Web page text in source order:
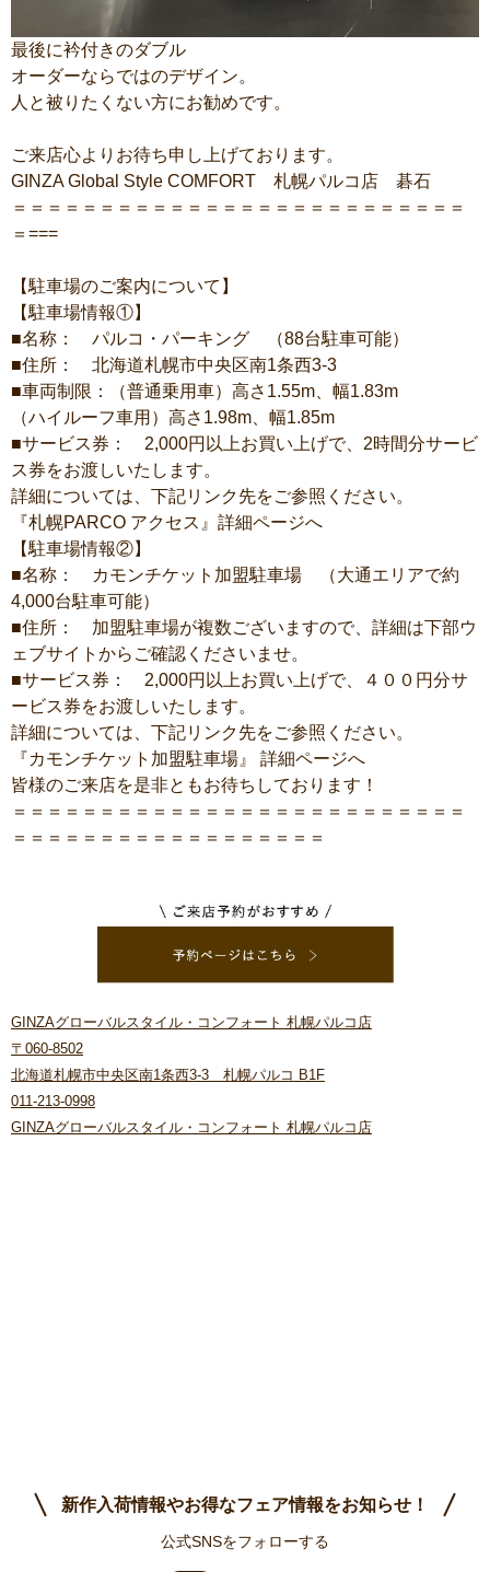
最後に衿付きのダブル
オーダーならではのデザイン。
人と被りたくない方にお勧めです。
ご来店心よりお待ち申し上げております。
GINZA Global Style COMFORT 札幌パルコ店 碁石
＝＝＝＝＝＝＝＝＝＝＝＝＝＝＝＝＝＝＝＝＝＝＝＝＝＝
＝===
【駐車場のご案内について】
【駐車場情報①】
■名称： パルコ・パーキング （88台駐車可能）
■住所： 北海道札幌市中央区南1条西3-3
■車両制限：（普通乗用車）高さ1.55m、幅1.83m
（ハイルーフ車用）高さ1.98m、幅1.85m
■サービス券： 2,000円以上お買い上げで、2時間分サービ
ス券をお渡しいたします。
詳細については、下記リンク先をご参照ください。
『札幌PARCO アクセス』詳細ページへ
【駐車場情報②】
■名称： カモンチケット加盟駐車場 （大通エリアで約
4,000台駐車可能）
■住所： 加盟駐車場が複数ございますので、詳細は下部ウ
ェブサイトからご確認くださいませ。
■サービス券： 2,000円以上お買い上げで、４００円分サ
ービス券をお渡しいたします。
詳細については、下記リンク先をご参照ください。
『カモンチケット加盟駐車場』 詳細ページへ
皆様のご来店を是非ともお待ちしております！
＝＝＝＝＝＝＝＝＝＝＝＝＝＝＝＝＝＝＝＝＝＝＝＝＝＝
＝＝＝＝＝＝＝＝＝＝＝＝＝＝＝＝＝＝
GINZAグローバルスタイル・コンフォート 札幌パルコ店
〒060-8502
北海道札幌市中央区南1条西3-3 札幌パルコ B1F
011-213-0998
GINZAグローバルスタイル・コンフォート 札幌パルコ店
新作入荷情報やお得なフェア情報をお知らせ！
公式SNSをフォローする